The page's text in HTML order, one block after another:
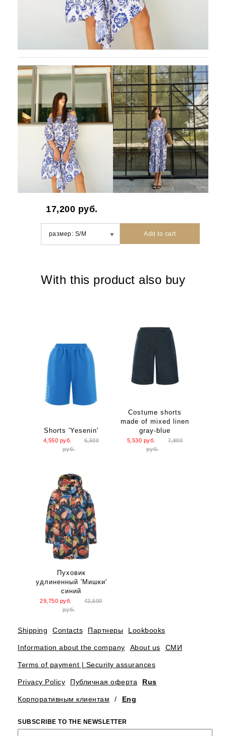
17,200 руб.
Add to cart
With this product also buy
Shorts 'Yesenin'
4,550 руб.
6,500
руб.
Costume shorts
made of mixed linen
gray-blue
5,530 руб.
7,900
руб.
Пуховик
удлиненный 'Мишки'
синий
29,750 руб.
42,500
руб.
Shipping Contacts Партнеры Lookbooks
Information about the company About us СМИ
Terms of payment | Security assurances
Privacy Policy Публичная оферта Rus
Корпоративным клиентам / Eng
SUBSCRIBE TO THE NEWSLETTER